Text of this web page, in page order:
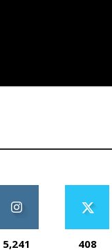
5,241 408